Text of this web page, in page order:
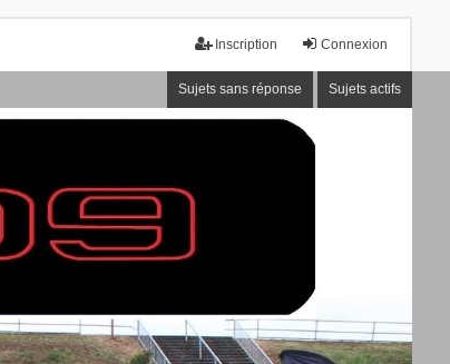
Connexion
Inscription
Sujets sans réponse Sujets actifs